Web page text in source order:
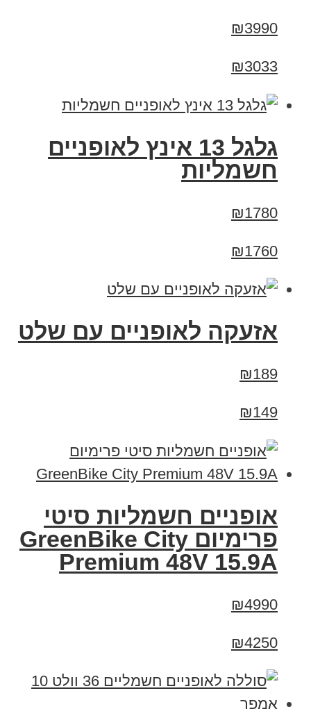
₪3990
₪3033
גלגל 13 אינץ לאופניים
חשמליות
₪1780
₪1760
אזעקה לאופניים עם שלט
₪189
₪149
אופניים חשמליות סיטי
פרימיום GreenBike City
Premium 48V 15.9A
₪4990
₪4250